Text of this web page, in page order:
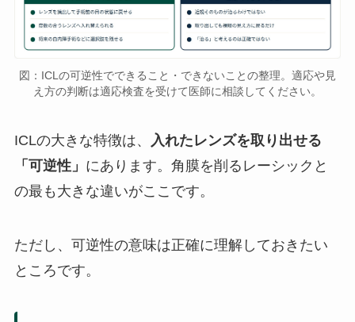
図：ICLの可逆性でできること・できないことの整理。適応や見
え方の判断は適応検査を受けて医師に相談してください。
ICLの大きな特徴は、
入れたレンズを取り出せる
「可逆性」 にあります。角膜を削るレーシックと
の最も大きな違いがここです。
ただし、可逆性の意味は正確に理解しておきたい
ところです。